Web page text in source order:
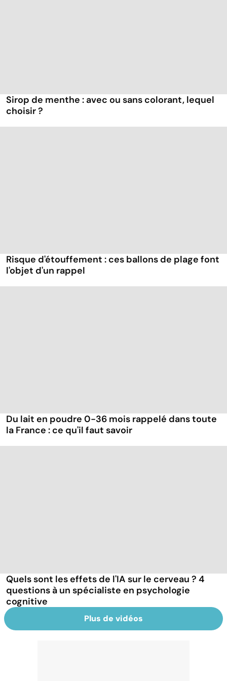
Sirop de menthe : avec ou sans colorant, lequel
choisir ?
Risque d'étouffement : ces ballons de plage font
l'objet d'un rappel
Du lait en poudre 0-36 mois rappelé dans toute
la France : ce qu'il faut savoir
Quels sont les effets de l'IA sur le cerveau ? 4
questions à un spécialiste en psychologie
cognitive
Plus de vidéos